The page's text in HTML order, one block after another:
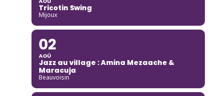
Tricotin Swing
Mijoux
02
AOÛ
Jazz au village : Amina Mezaache &
Maracuja
Beauvoisin